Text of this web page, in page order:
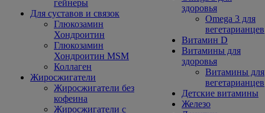
гейнеры
Для суставов и связок
Глюкозамин
Хондроитин
Глюкозамин
Хондроитин MSM
Коллаген
Жиросжигатели
Жиросжигатели без
кофеина
Жиросжигатели с
здоровья
Omega 3 для
вегетарианцев
Витамин D
Витамины для
здоровья
Витамины для
вегетарианцев
Детские витамины
Железо